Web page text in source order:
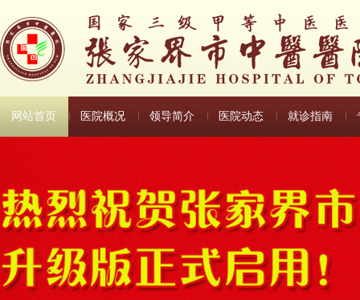
网站首页 医院概况 领导简介 医院动态 就诊指南